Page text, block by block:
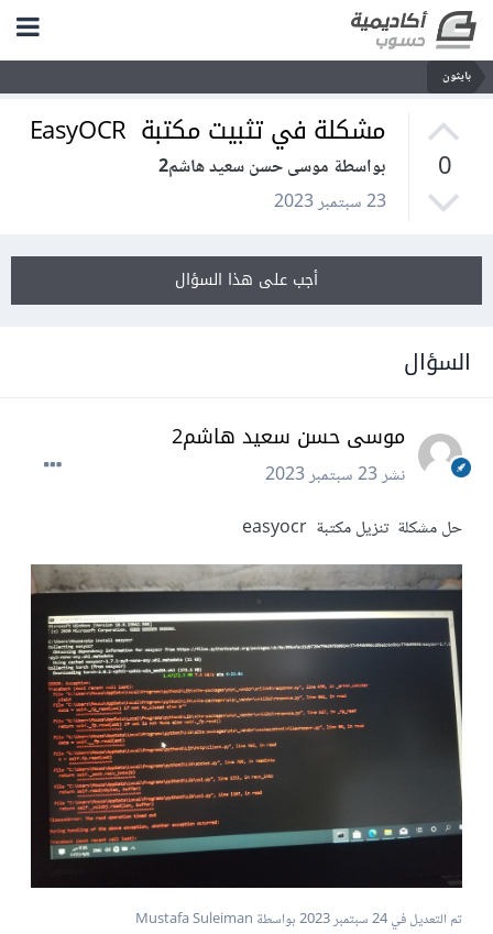
بايثون
0
مشكلة في تثبيت مكتبة EasyOCR
بواسطة موسى حسن سعيد هاشم2
23 سبتمبر 2023
أجب على هذا السؤال
السؤال
موسى حسن سعيد هاشم2
نشر23 سبتمبر 2023
حل مشكلة تنزيل مكتبة easyocr
تم التعديل في24 سبتمبر 2023
بواسطة Mustafa Suleiman